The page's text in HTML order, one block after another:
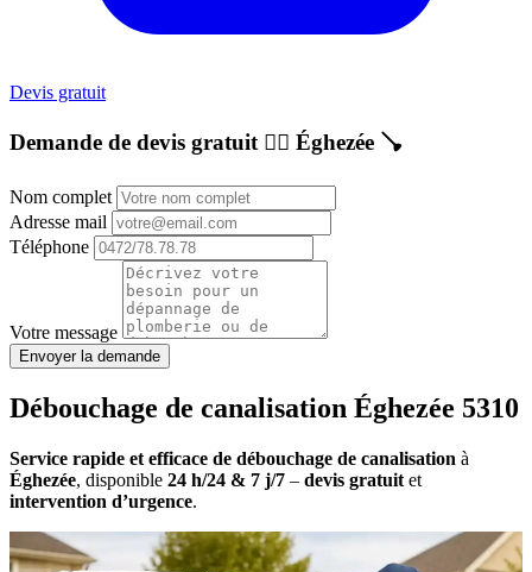
Devis gratuit
Demande de devis gratuit 👷‍♂️ Éghezée 🪠
Nom complet
Adresse mail
Téléphone
Votre message
Envoyer la demande
Débouchage de canalisation Éghezée 5310
Service rapide et efficace de débouchage de canalisation à
Éghezée, disponible 24 h/24 & 7 j/7 – devis gratuit et
intervention d’urgence.